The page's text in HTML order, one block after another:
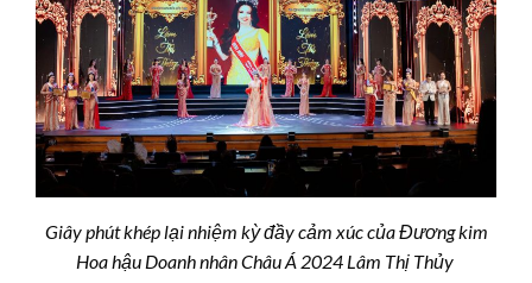
Giây phút khép lại nhiệm kỳ đầy cảm xúc của Đương kim
Hoa hậu Doanh nhân Châu Á 2024 Lâm Thị Thủy